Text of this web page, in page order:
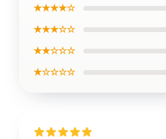
★★★★☆
★★★☆☆
★★☆☆☆
★☆☆☆☆